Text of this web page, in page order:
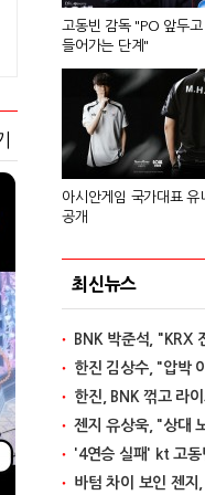
고동빈 감독 "PO 앞두고
들어가는 단계"
아시안게임 국가대표 유
공개
최신뉴스
한진 김상수, "압박
한진, BNK 꺾고 라
젠지 유상욱, "상대
바텀 차이 보인 젠지